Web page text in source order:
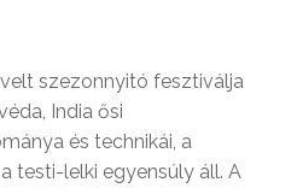
szezonnyitó fesztiválja
India ősi
és technikái, a
testi-lelki egyensúly áll. A